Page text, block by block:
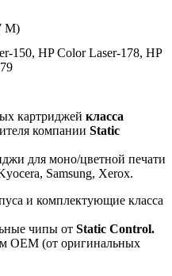
M)
150, HP Color Laser-178, HP
картриджей класса
компании Static
для моно/цветной печати
Samsung, Xerox.
и комплектующие класса
чипы от Static Control.
ОЕМ (от оригинальных